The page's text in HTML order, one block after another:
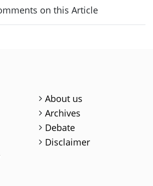
on this Article
About us
Archives
Debate
Disclaimer